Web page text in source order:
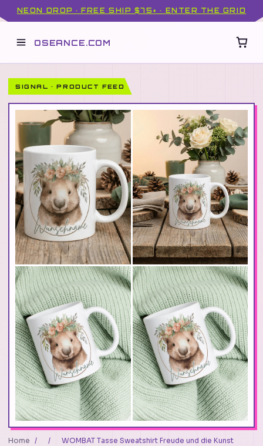
NEON DROP · FREE SHIP $75+ · ENTER THE GRID
OSEANCE.COM
SIGNAL · PRODUCT FEED
Home / / WOMBAT Tasse Sweatshirt Freude und die Kunst